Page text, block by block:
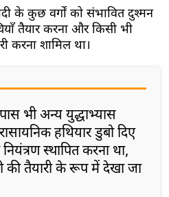
के कुछ वर्गों को संभावित दुश्मन
तैयार करना और किसी भी
करना शामिल था।
भी अन्य युद्धाभ्यास
हथियार डुबो दिए
स्थापित करना था,
की तैयारी के रूप में देखा जा